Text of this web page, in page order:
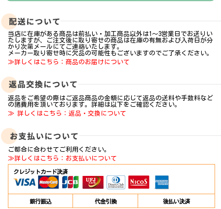
当店に在庫がある商品は前払い・加工商品以外は1～3営業日でお送りい
たしますが、ご注文後に取り寄せの商品は在庫の有無および入荷日が分
かり次第メールにてご連絡いたします。
メーカー取り寄せ時に欠品の可能性もございますのでご了承ください。
≫詳しくはこちら：商品のお届けについて
返品をご希望の際はご返品商品の金額に応じて返品の送料や手数料など
の諸費用を頂いております。詳細は以下をご確認ください。
≫ 詳しくはこちら：返品・交換について
ご都合に合わせてご利用ください。
≫詳しくはこちら：お支払いについて
クレジットカード決済
銀行振込 代金引換 後払い決済